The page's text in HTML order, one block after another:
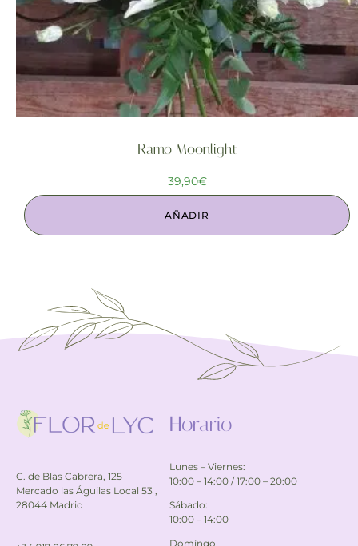
Ramo Moonlight
39,90€
AÑADIR
C. de Blas Cabrera, 125
Mercado las Águilas Local 53 ,
28044 Madrid
Horario
Lunes – Viernes:
10:00 – 14:00 / 17:00 – 20:00
Sábado:
10:00 – 14:00
Domíngo